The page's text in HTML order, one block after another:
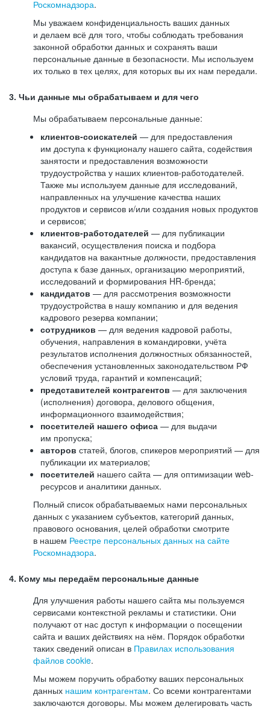
Роскомнадзора.
Мы уважаем конфиденциальность ваших данных
и делаем всё для того, чтобы соблюдать требования
законной обработки данных и сохранять ваши
персональные данные в безопасности. Мы используем
их только в тех целях, для которых вы их нам передали.
3. Чьи данные мы обрабатываем и для чего
Мы обрабатываем персональные данные:
клиентов-соискателей — для предоставления
им доступа к функционалу нашего сайта, содействия
занятости и предоставления возможности
трудоустройства у наших клиентов-работодателей.
Также мы используем данные для исследований,
направленных на улучшение качества наших
продуктов и сервисов и/или создания новых продуктов
и сервисов;
клиентов-работодателей — для публикации
вакансий, осуществления поиска и подбора
кандидатов на вакантные должности, предоставления
доступа к базе данных, организацию мероприятий,
исследований и формирования HR-бренда;
кандидатов — для рассмотрения возможности
трудоустройства в нашу компанию и для ведения
кадрового резерва компании;
сотрудников — для ведения кадровой работы,
обучения, направления в командировки, учёта
результатов исполнения должностных обязанностей,
обеспечения установленных законодательством РФ
условий труда, гарантий и компенсаций;
представителей контрагентов — для заключения
(исполнения) договора, делового общения,
информационного взаимодействия;
посетителей нашего офиса — для выдачи
им пропуска;
авторов статей, блогов, спикеров мероприятий — для
публикации их материалов;
посетителей нашего сайта — для оптимизации web-
ресурсов и аналитики данных.
Полный список обрабатываемых нами персональных
данных с указанием субъектов, категорий данных,
правового основания, целей обработки смотрите
в нашем Реестре персональных данных на сайте
Роскомнадзора.
4. Кому мы передаём персональные данные
Для улучшения работы нашего сайта мы пользуемся
сервисами контекстной рекламы и статистики. Они
получают от нас доступ к информации о посещении
сайта и ваших действиях на нём. Порядок обработки
таких сведений описан в Правилах использования
файлов cookie.
Мы можем поручить обработку ваших персональных
данных нашим контрагентам. Со всеми контрагентами
заключаются договоры. Мы можем делегировать часть